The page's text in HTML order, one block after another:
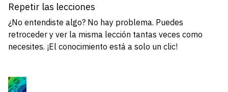
Repetir las lecciones
¿No entendiste algo? No hay problema. Puedes
retroceder y ver la misma lección tantas veces como
necesites. ¡El conocimiento está a solo un clic!